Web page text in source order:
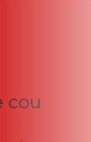
cou